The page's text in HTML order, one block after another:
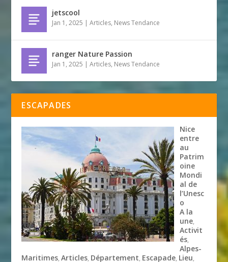
jetscool
Jan 1, 2025 |Articles, News Tendance
ranger Nature Passion
Jan 1, 2025 |Articles, News Tendance
ESCAPADES
Nice
entre
au
Patrim
oine
Mondi
al de
l’Unesc
o
A la
une,
Activit
és,
Alpes-
Maritimes,Articles, Département, Escapade, Lieu,